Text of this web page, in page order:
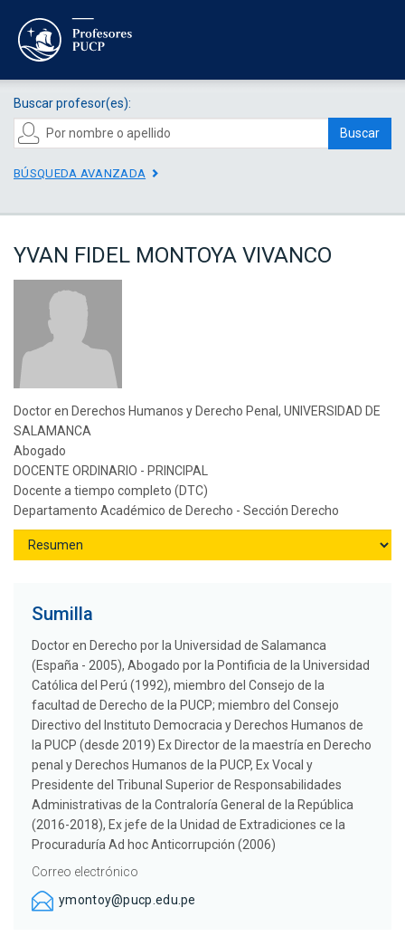
Buscar profesor(es):
Buscar
BÚSQUEDA AVANZADA
YVAN FIDEL MONTOYA VIVANCO
Doctor en Derechos Humanos y Derecho Penal, UNIVERSIDAD DE
SALAMANCA
Abogado
DOCENTE ORDINARIO - PRINCIPAL
Docente a tiempo completo (DTC)
Departamento Académico de Derecho - Sección Derecho
Sumilla
Doctor en Derecho por la Universidad de Salamanca
(España - 2005), Abogado por la Pontificia de la Universidad
Católica del Perú (1992), miembro del Consejo de la
facultad de Derecho de la PUCP; miembro del Consejo
Directivo del Instituto Democracia y Derechos Humanos de
la PUCP (desde 2019) Ex Director de la maestría en Derecho
penal y Derechos Humanos de la PUCP, Ex Vocal y
Presidente del Tribunal Superior de Responsabilidades
Administrativas de la Contraloría General de la República
(2016-2018), Ex jefe de la Unidad de Extradiciones ce la
Procuraduría Ad hoc Anticorrupción (2006)
Correo electrónico
ymontoy@pucp.edu.pe